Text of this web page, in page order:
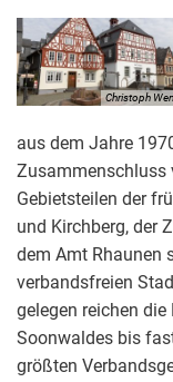
Christoph
aus dem Jahre
Zusammenschluss
Gebietsteilen der
und Kirchberg, der
dem Amt Rhaunen
verbandsfreien
gelegen reichen
Soonwaldes bis
größten